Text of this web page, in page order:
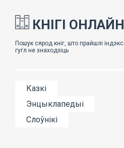
КНІГІ ОНЛАЙН
Казкі
Энцыклапедыі
Слоўнікі